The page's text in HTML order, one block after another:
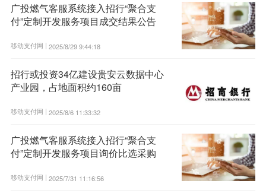
广投燃气客服系统接入招行“聚合支
付”定制开发服务项目成交结果公告
移动支付网 | 2025/8/29 9:44:18
招行或投资34亿建设贵安云数据中心
产业园，占地面积约160亩
移动支付网 | 2025/8/6 11:33:32
广投燃气客服系统接入招行“聚合支
付”定制开发服务项目询价比选采购
移动支付网 | 2025/7/31 11:16:56